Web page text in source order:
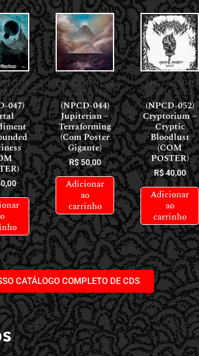
047)
LANÇAMENTOS
// RELEASES
(NPCD-044)
Jupiterian –
Terraforming
(Com Poster
Gigante)
R$50,00
Adicionar
ao
carrinho
LANÇAMENTOS
// RELEASES
(NPCD-052)
Cryptorium –
Cryptic
Bloodlust
(COM
POSTER)
R$40,00
Adicionar
ao
carrinho
CATÁLOGO COMPLETO DE CDS